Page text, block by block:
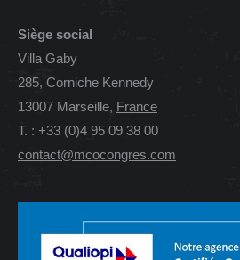
Siège social
Villa Gaby
285, Corniche Kennedy
13007 Marseille, France
T. : +33 (0)4 95 09 38 00
contact@mcocongres.com